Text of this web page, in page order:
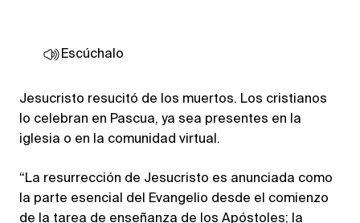
Escúchalo
Jesucristo resucitó de los muertos. Los cristianos
lo celebran en Pascua, ya sea presentes en la
iglesia o en la comunidad virtual.
“La resurrección de Jesucristo es anunciada como
la parte esencial del Evangelio desde el comienzo
de la tarea de enseñanza de los Apóstoles; la